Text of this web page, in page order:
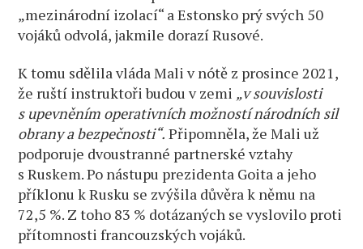
„mezinárodní izolací“ a Estonsko prý svých 50
vojáků odvolá, jakmile dorazí Rusové.
K tomu sdělila vláda Mali v nótě z prosince 2021,
že ruští instruktoři budou v zemi „v souvislosti
s upevněním operativních možností národních sil
obrany a bezpečnosti“. Připomněla, že Mali už
podporuje dvoustranné partnerské vztahy
s Ruskem. Po nástupu prezidenta Goita a jeho
příklonu k Rusku se zvýšila důvěra k němu na
72,5 %. Z toho 83 % dotázaných se vyslovilo proti
přítomnosti francouzských vojáků.